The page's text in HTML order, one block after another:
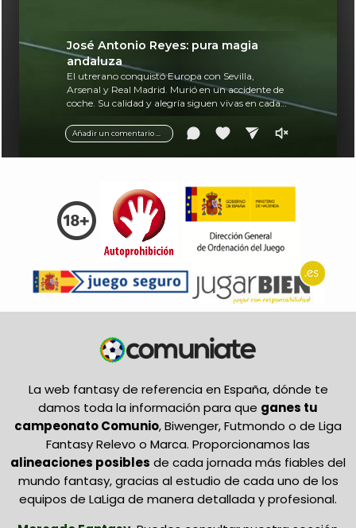
Añadir un comentario ...
José Antonio Reyes: pura magia
andaluza
El utrerano conquistó Europa con Sevilla,
Arsenal y Real Madrid. Murió en un accidente de
coche. Su calidad y alegría siguen vivas en cada
La web fantasy de referencia en España, dónde te
damos toda la información para que ganes tu
campeonato Comunio, Biwenger, Futmondo o de Liga
Fantasy Relevo o Marca. Proporcionamos las
alineaciones posibles de cada jornada más fiables del
mundo fantasy, gracias al estudio de cada uno de los
equipos de LaLiga de manera detallada y profesional.